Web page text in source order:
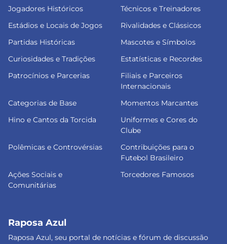
Jogadores Históricos
Técnicos e Treinadores
Estádios e Locais de Jogos
Rivalidades e Clássicos
Partidas Históricas
Mascotes e Símbolos
Curiosidades e Tradições
Estatísticas e Recordes
Patrocínios e Parcerias
Filiais e Parceiros
Internacionais
Categorias de Base
Momentos Marcantes
Hino e Cantos da Torcida
Uniformes e Cores do
Clube
Polêmicas e Controvérsias
Contribuições para o
Futebol Brasileiro
Ações Sociais e
Comunitárias
Torcedores Famosos
Raposa Azul
Raposa Azul, seu portal de notícias e fórum de discussão